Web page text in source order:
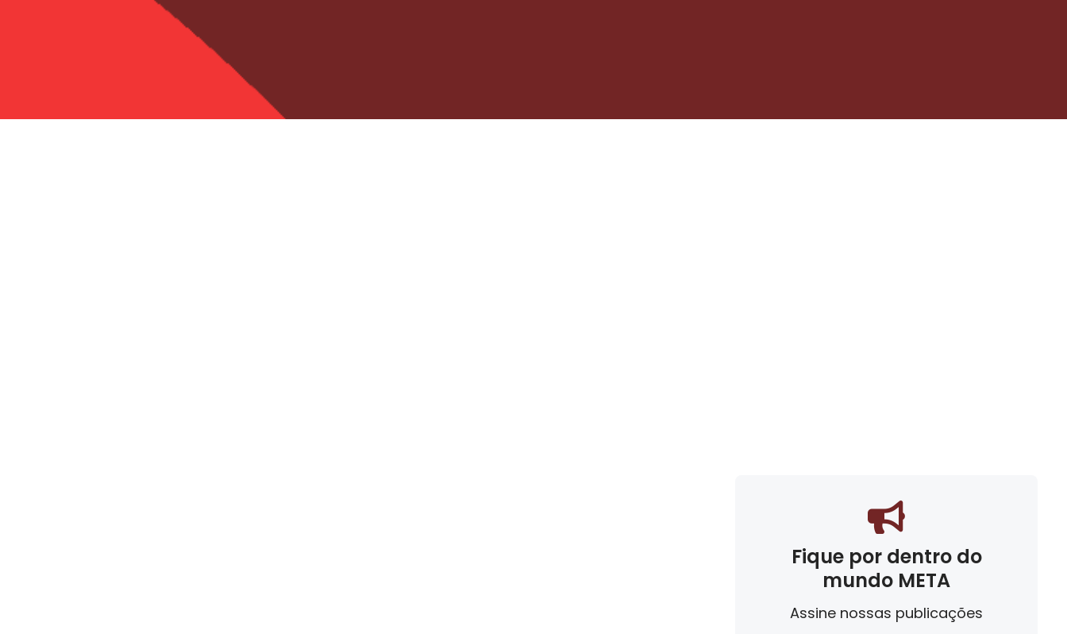
Fique por dentro do
mundo META
Assine nossas publicações